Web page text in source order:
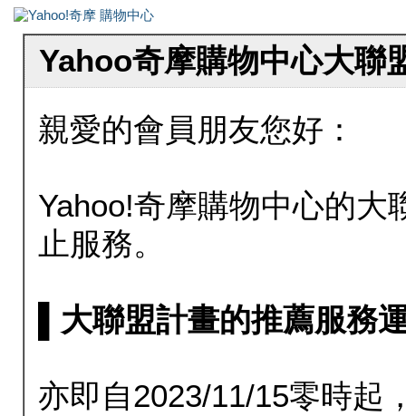
Yahoo奇摩購物中心大聯
親愛的會員朋友您好：
Yahoo!奇摩購物中心的大
止服務。
▌大聯盟計畫的推薦服務
亦即自2023/11/15零時起